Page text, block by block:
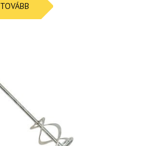
TOVÁBB